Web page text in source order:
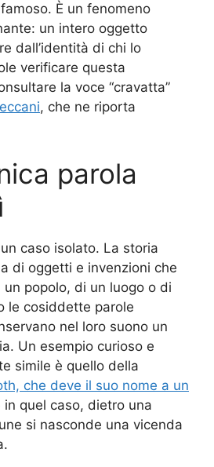
È un fenomeno
un intero oggetto
dall’identità di chi lo
verificare questa
la voce “cravatta”
, che ne riporta
parola
caso isolato. La storia
di oggetti e invenzioni che
popolo, di un luogo o di
le cosiddette parole
nel loro suono un
Un esempio curioso e
simile è quello della
che deve il suo nome a un
in quel caso, dietro una
si nasconde una vicenda